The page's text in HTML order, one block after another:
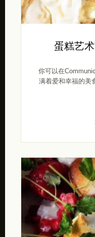
蛋糕艺
你可以在
满着爱和幸福的美